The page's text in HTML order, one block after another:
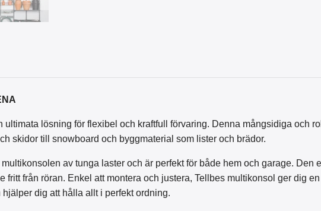
ultimata lösning för flexibel och kraftfull förvaring. Denna mångsidiga och
skidor till snowboard och byggmaterial som lister och brädor.
av tunga laster och är perfekt för både hem och garage. Den
fritt från röran. Enkel att montera och justera, Tellbes multikonsol ger dig
dig att hålla allt i perfekt ordning.